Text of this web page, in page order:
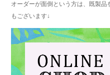
オーダーが面倒という方は、既製
もございます↓